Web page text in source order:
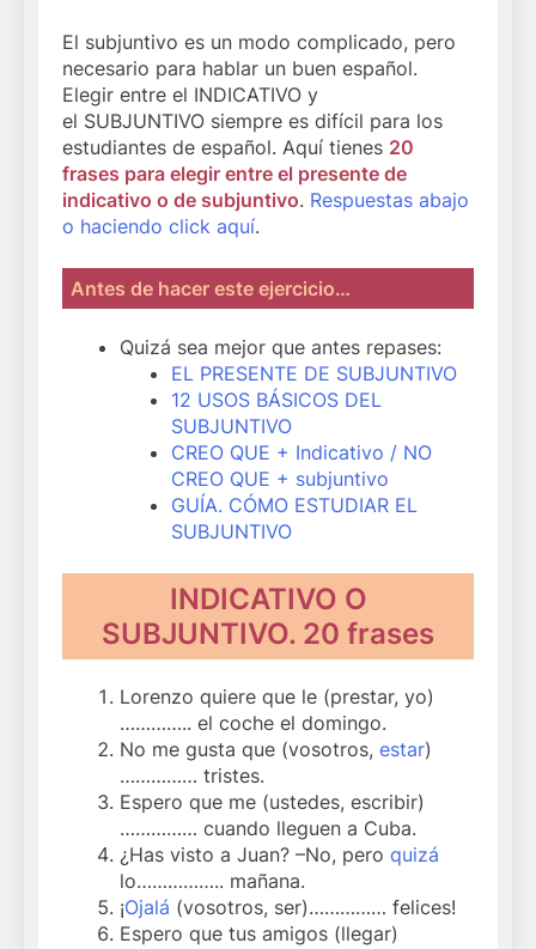
El subjuntivo es un modo complicado, pero
necesario para hablar un buen español.
Elegir entre el INDICATIVO y
el SUBJUNTIVO siempre es difícil para los
estudiantes de español. Aquí tienes 20
frases para elegir entre el presente de
indicativo o de subjuntivo. Respuestas abajo
o haciendo click aquí.
Antes de hacer este ejercicio…
Quizá sea mejor que antes repases:
EL PRESENTE DE SUBJUNTIVO
12 USOS BÁSICOS DEL
SUBJUNTIVO
CREO QUE + Indicativo / NO
CREO QUE + subjuntivo
GUÍA. CÓMO ESTUDIAR EL
SUBJUNTIVO
INDICATIVO O
SUBJUNTIVO. 20 frases
Lorenzo quiere que le (prestar, yo)
………….. el coche el domingo.
No me gusta que (vosotros, estar)
…………… tristes.
Espero que me (ustedes, escribir)
…………… cuando lleguen a Cuba.
¿Has visto a Juan? –No, pero quizá
lo…………….. mañana.
¡Ojalá (vosotros, ser)…………… felices!
Espero que tus amigos (llegar)